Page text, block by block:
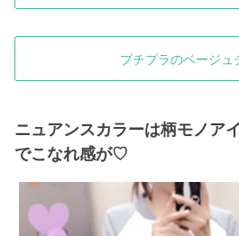
プチプラのベージュ
ニュアンスカラーは柄モノア
でこなれ感が♡